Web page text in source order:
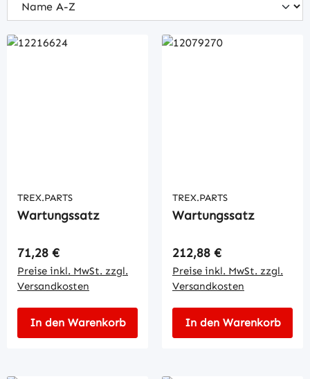
TREX.PARTS
Wartungssatz
Regulärer Preis:
71,28 €
Preise inkl. MwSt. zzgl.
Versandkosten
In den Warenkorb
TREX.PARTS
Wartungssatz
Regulärer Preis:
212,88 €
Preise inkl. MwSt. zzgl.
Versandkosten
In den Warenkorb